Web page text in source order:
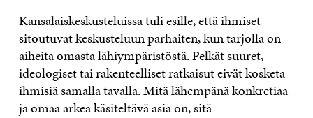
Kansalaiskeskusteluissa tuli esille, että ihmiset
sitoutuvat keskusteluun parhaiten, kun tarjolla on
aiheita omasta lähiympäristöstä. Pelkät suuret,
ideologiset tai rakenteelliset ratkaisut eivät kosketa
ihmisiä samalla tavalla. Mitä lähempänä konkretiaa
ja omaa arkea käsiteltävä asia on, sitä